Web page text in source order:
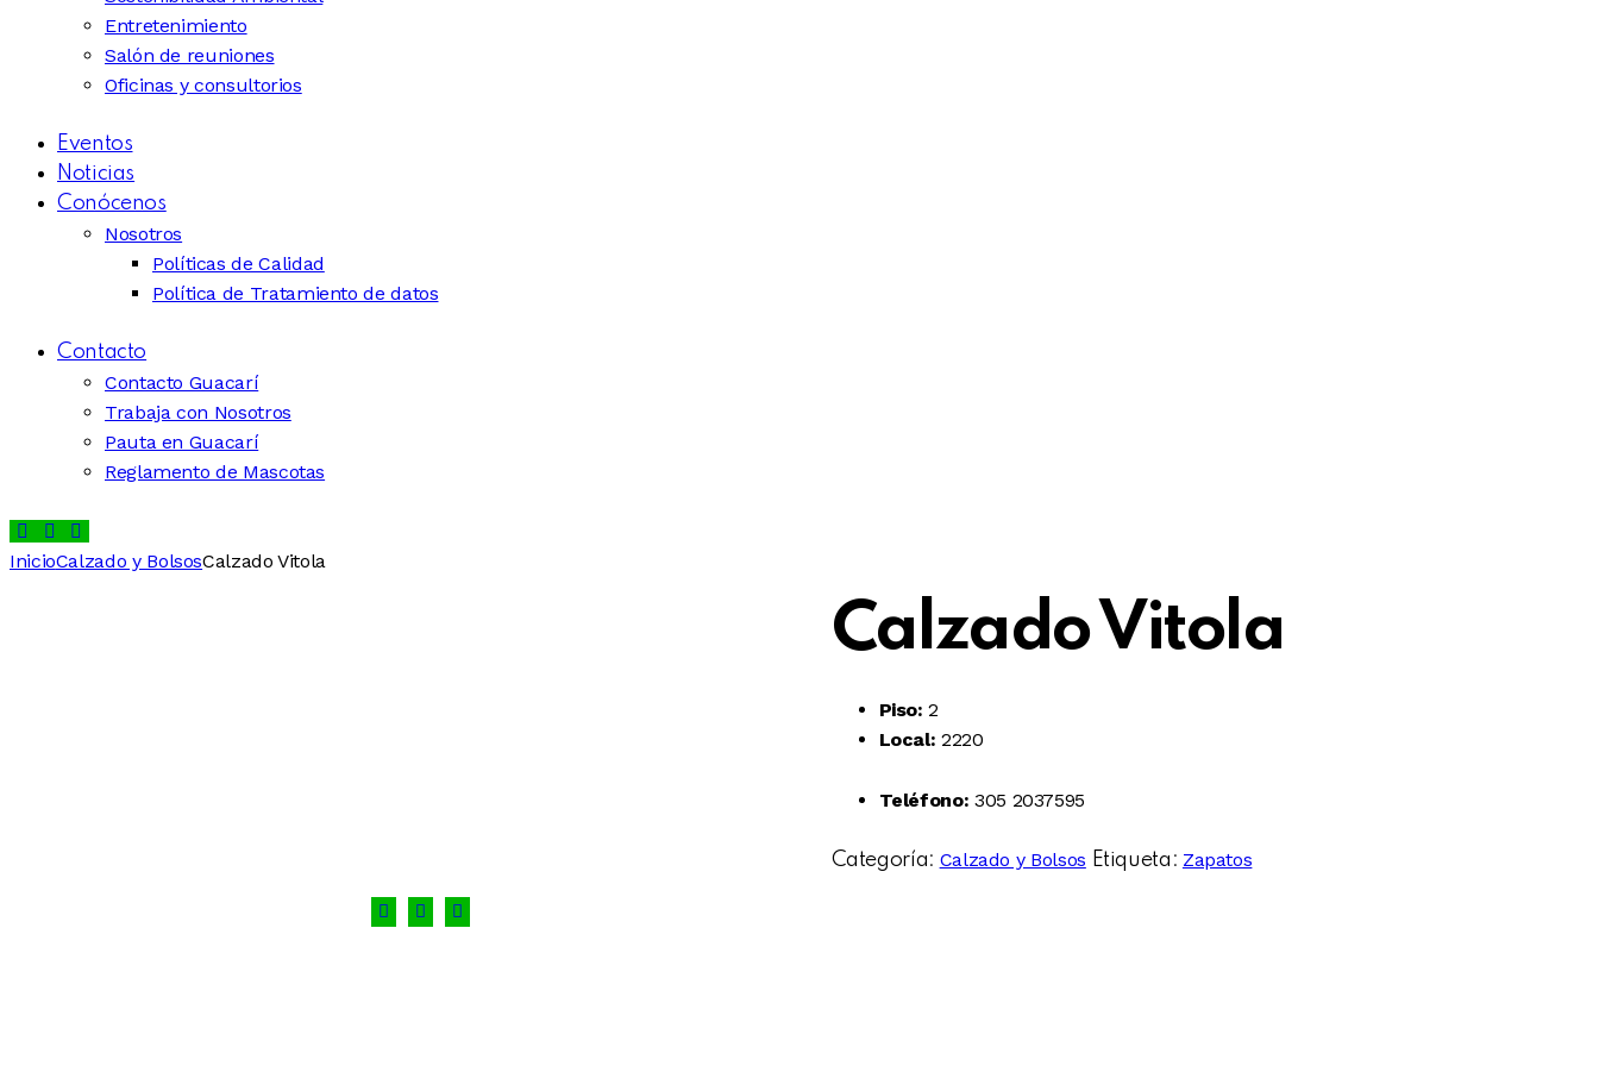
Entretenimiento
Salón de reuniones
Oficinas y consultorios
Eventos
Noticias
Conócenos
Nosotros
Políticas de Calidad
Política de Tratamiento de datos
Contacto
Contacto Guacarí
Trabaja con Nosotros
Pauta en Guacarí
Reglamento de Mascotas
InicioCalzado y BolsosCalzado Vitola
Calzado Vitola
Piso: 2
Local:2220
Teléfono: 305 2037595
Categoría: Calzado y Bolsos Etiqueta: Zapatos